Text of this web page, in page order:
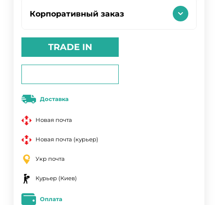
Корпоративный заказ
TRADE IN
Доставка
Новая почта
Новая почта (курьер)
Укр почта
Курьер (Киев)
Оплата